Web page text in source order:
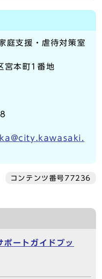
庭支援・虐待対策室
本町1番地
コンテンツ番号77236
ポートガイドブッ